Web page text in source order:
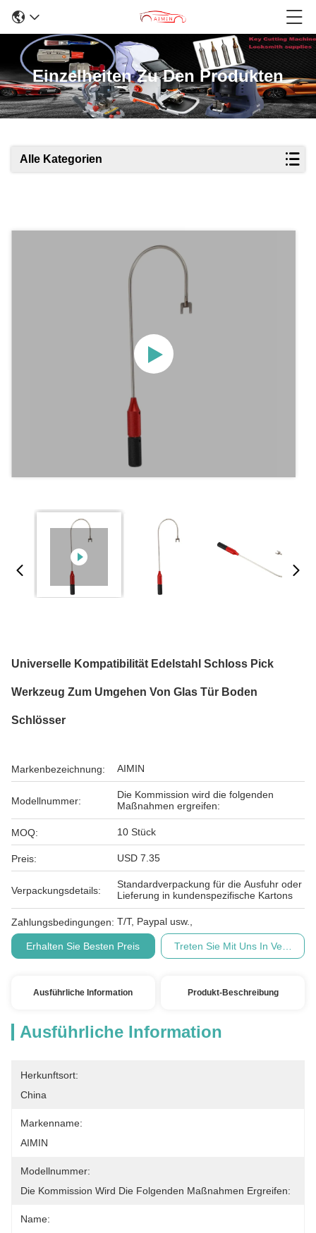
Einzelheiten Zu Den Produkten
Alle Kategorien
Universelle Kompatibilität Edelstahl Schloss Pick
Werkzeug Zum Umgehen Von Glas Tür Boden
Schlösser
Markenbezeichnung: AIMIN
Modellnummer:
Die Kommission wird die folgenden
Maßnahmen ergreifen:
MOQ: 10 Stück
Preis: USD 7.35
Verpackungsdetails:
Standardverpackung für die Ausfuhr oder
Lieferung in kundenspezifische Kartons
Zahlungsbedingungen: T/T, Paypal usw.,
Erhalten Sie Besten Preis Treten Sie Mit Uns In
Ausführliche Information Produkt-Beschreibung
Ausführliche Information
Herkunftsort:
China
Markenname:
AIMIN
Modellnummer:
Die Kommission Wird Die Folgenden Maßnahmen Ergreifen:
Name: